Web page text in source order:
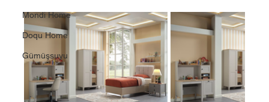
Mondi Home
Doqu Home
Gümüşsuyu